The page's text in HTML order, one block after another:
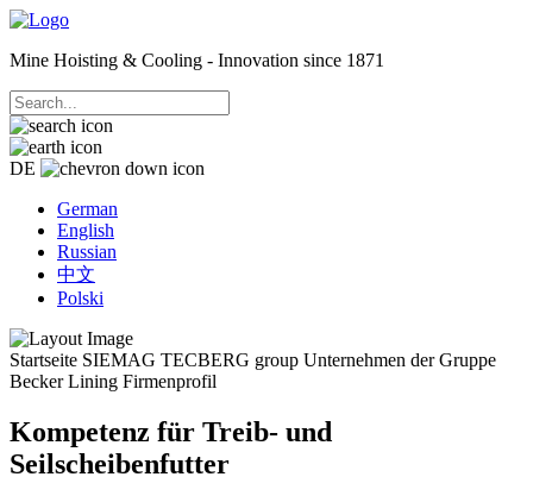
Mine Hoisting & Cooling - Innovation since 1871
DE
German
English
Russian
中文
Polski
Startseite SIEMAG TECBERG group Unternehmen der Gruppe
Becker Lining Firmenprofil
Kompetenz für Treib- und
Seilscheibenfutter